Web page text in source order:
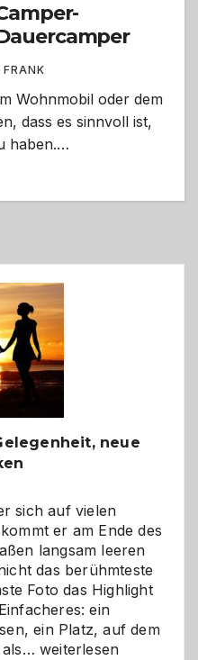
FRANK
Wohnmobil oder dem
dass es sinnvoll ist,
haben.…
neue
sich auf vielen
er am Ende des
langsam leeren
das berühmteste
Foto das Highlight
ein
ein Platz, auf dem
als… Als
weiterlesen